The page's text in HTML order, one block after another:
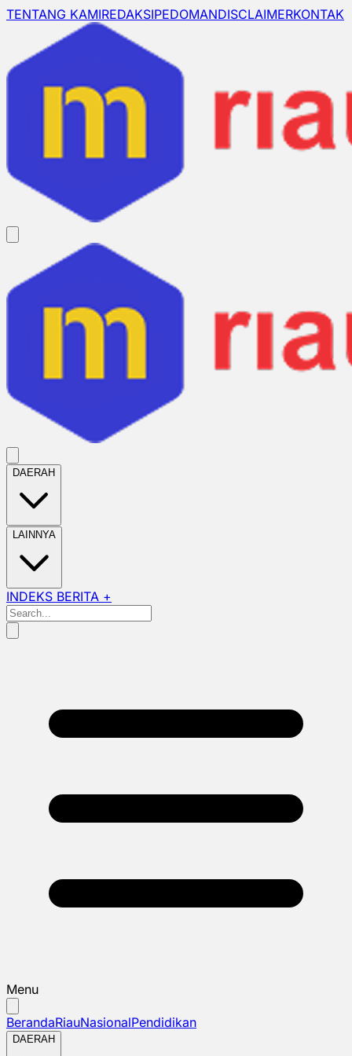
TENTANG KAMIREDAKSIPEDOMANDISCLAIMERKONTAK
DAERAH
LAINNYA
INDEKS BERITA +
Menu
BerandaRiauNasionalPendidikan
DAERAH